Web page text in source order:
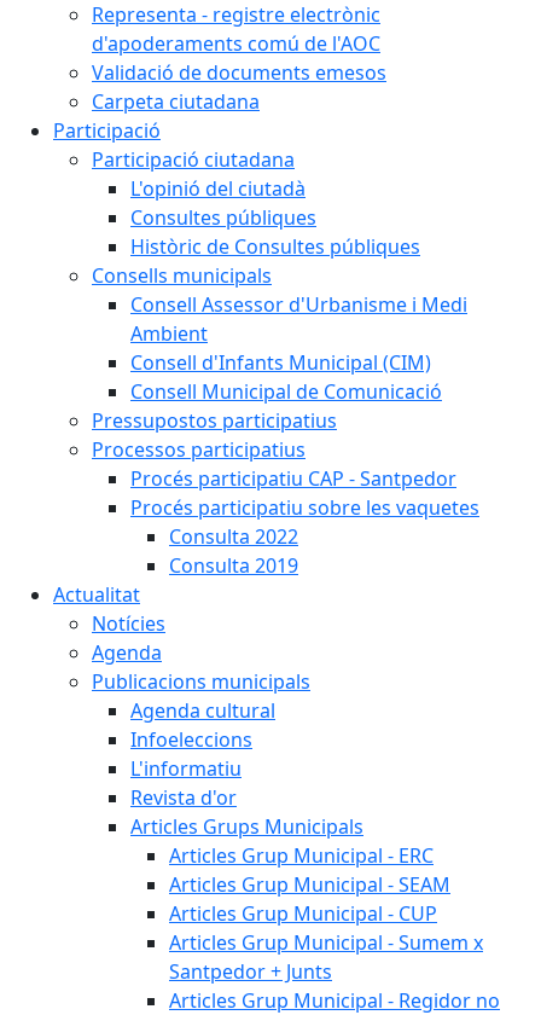
Representa - registre electrònic
d'apoderaments comú de l'AOC
Validació de documents emesos
Carpeta ciutadana
Participació
Participació ciutadana
L'opinió del ciutadà
Consultes públiques
Històric de Consultes públiques
Consells municipals
Consell Assessor d'Urbanisme i Medi
Ambient
Consell d'Infants Municipal (CIM)
Consell Municipal de Comunicació
Pressupostos participatius
Processos participatius
Procés participatiu CAP - Santpedor
Procés participatiu sobre les vaquetes
Consulta 2022
Consulta 2019
Actualitat
Notícies
Agenda
Publicacions municipals
Agenda cultural
Infoeleccions
L'informatiu
Revista d'or
Articles Grups Municipals
Articles Grup Municipal - ERC
Articles Grup Municipal - SEAM
Articles Grup Municipal - CUP
Articles Grup Municipal - Sumem x
Santpedor + Junts
Articles Grup Municipal - Regidor no